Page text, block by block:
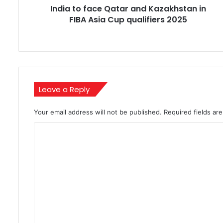
India to face Qatar and Kazakhstan in
FIBA Asia Cup qualifiers 2025
Leave a Reply
Your email address will not be published. Required fields